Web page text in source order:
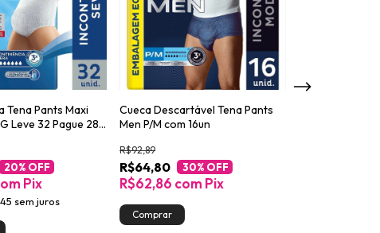
Tena Pants Maxi
Leve 32 Pague 28
20% OFF
sem juros
Pix
Cueca Descartável Tena Pants
Men P/M com 16un
R$64,80
R$92,89
30% OFF
R$62,86 com Pix